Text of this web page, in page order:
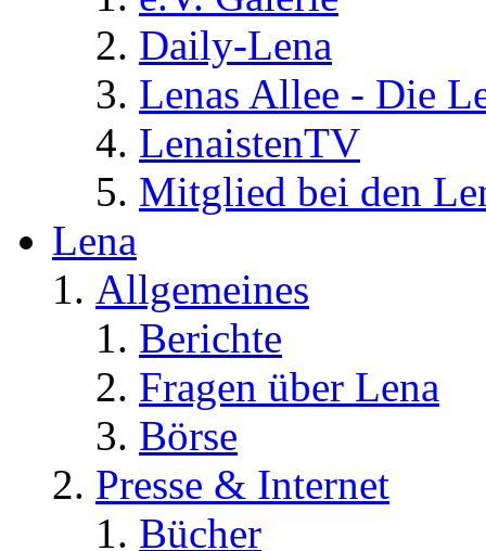
Daily-Lena
Lenas Allee - Die
LenaistenTV
Mitglied bei den
Lena
Allgemeines
Berichte
Fragen über Lena
Börse
Presse & Internet
Bücher